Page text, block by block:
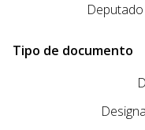
Tipo de documento